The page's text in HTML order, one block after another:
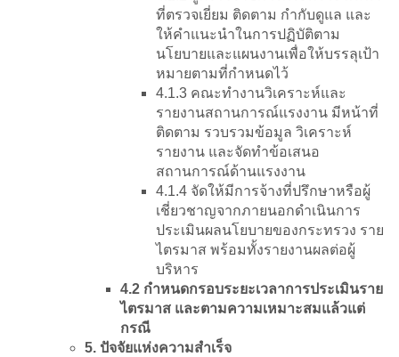
ที่ตรวจเยี่ยม ติดตาม กำกับดูแล และ
ให้คำแนะนำในการปฏิบัติตาม
นโยบายและแผนงานเพื่อให้บรรลุเป้า
หมายตามที่กำหนดไว้
4.1.3 คณะทำงานวิเคราะห์และ
รายงานสถานการณ์แรงงาน มีหน้าที่
ติดตาม รวบรวมข้อมูล วิเคราะห์
รายงาน และจัดทำข้อเสนอ
สถานการณ์ด้านแรงงาน
4.1.4 จัดให้มีการจ้างที่ปรึกษาหรือผู้
เชี่ยวชาญจากภายนอกดำเนินการ
ประเมินผลนโยบายของกระทรวง ราย
ไตรมาส พร้อมทั้งรายงานผลต่อผู้
บริหาร
4.2 กำหนดกรอบระยะเวลาการประเมินราย
ไตรมาส และตามความเหมาะสมแล้วแต่
กรณี
5. ปัจจัยแห่งความสำเร็จ